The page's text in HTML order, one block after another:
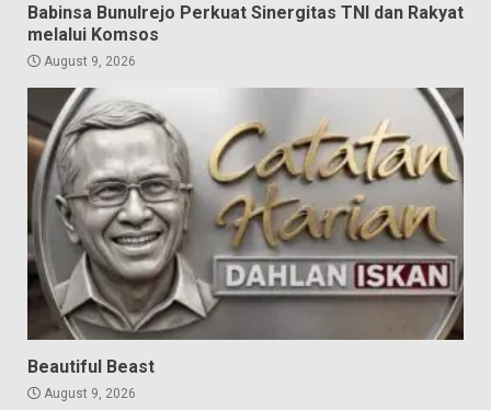
Babinsa Bunulrejo Perkuat Sinergitas TNI dan Rakyat
melalui Komsos
August 9, 2026
Beautiful Beast
August 9, 2026